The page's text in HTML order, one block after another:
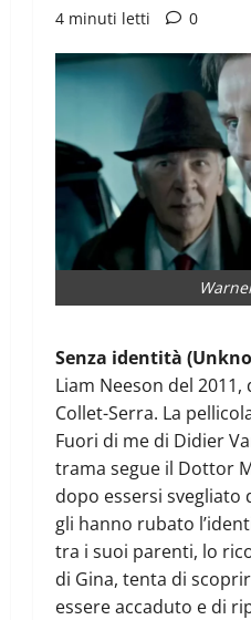
4 minuti letti
0
Senza identità
Liam Neeson del
Collet-Serra. La
Fuori di me di Didier
trama segue il Dottor
dopo essersi svegliato
gli hanno rubato
tra i suoi parenti, lo
di Gina, tenta di
essere accaduto e di